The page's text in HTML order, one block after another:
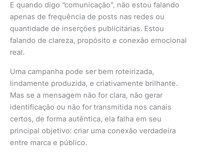
E quando digo “comunicação”, não estou falando
apenas de frequência de posts nas redes ou
quantidade de inserções publicitárias. Estou
falando de clareza, propósito e conexão emocional
real.
Uma campanha pode ser bem roteirizada,
lindamente produzida, e criativamente brilhante.
Mas se a mensagem não for clara, não gerar
identificação ou não for transmitida nos canais
certos, de forma autêntica, ela falha em seu
principal objetivo: criar uma conexão verdadeira
entre marca e público.